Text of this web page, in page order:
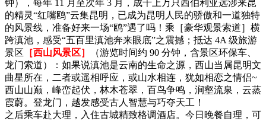
钟），每年 11 月至次年 3 月，成千上万只西伯利亚远涉来昆
的精灵“红嘴鸥”云集昆明，已成为昆明人民的骄傲和一道独特
的风景线，准备好来一场“鸥”遇了吗！乘［豪华观景索道］横
跨滇池，感受“五百里滇池奔来眼底”之震撼；抵达 4A 级旅游
景区 ［西山风景区］
（游览时间约 90 分钟，含景区环保车、
龙门索道）：如果说滇池是云南的生命之源，西山当属昆明文
曲星所在，二者或遥相呼应，或山水相连，犹如相恋之情侣~
西山山巅，峰峦起伏，林木苍翠，百鸟争鸣，涧壑流泉，云蒸
霞蔚。登龙门，越发感受古人智慧与巧夺天工！
之后乘车赴大理，入住古城精致格调酒店。今日晚餐自理，可